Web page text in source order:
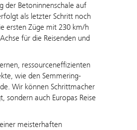
der Betoninnenschale auf
als letzter Schritt noch
ersten Züge mit 230 km/h
für die Reisenden und
ressourceneffizienten
wie den Semmering-
Wir können Schrittmacher
sondern auch Europas Reise
meisterhaften